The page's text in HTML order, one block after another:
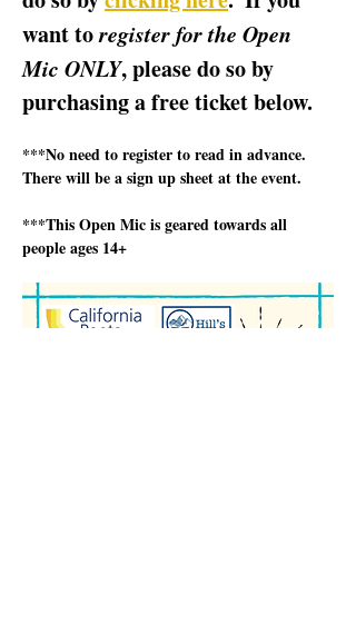
want to register for the Open
Mic ONLY, please do so by
purchasing a free ticket below.
***No need to register to read in advance.
There will be a sign up sheet at the event.
***This Open Mic is geared towards all
people ages 14+